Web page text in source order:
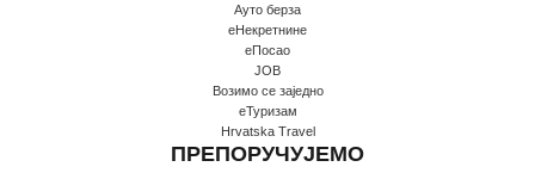
Ауто берза
еНекретнине
еПосао
JOB
Возимо се заједно
еТуризам
Hrvatska Travel
ПРЕПОРУЧУЈЕМО